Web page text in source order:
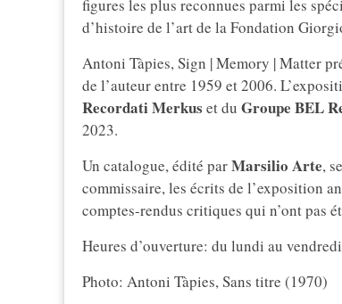
figures les plus reconnues parmi les
d’histoire de l’art de la Fondation
Antoni Tàpies, Sign | Memory | Matter
de l’auteur entre 1959 et 2006.
Recordati Merkus et du Groupe BEL
2023.
Un catalogue, édité parMarsilio Arte,
commissaire, les écrits de l’exposition
comptes-rendus critiques qui n’ont pas
Heures d’ouverture: du lundi au
Photo: Antoni Tàpies, Sans titre (1970)